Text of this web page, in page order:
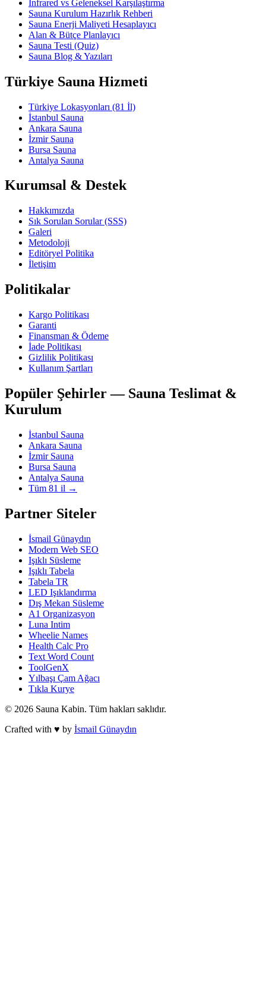
İnfrared vs Geleneksel Karşılaştırma
Sauna Kurulum Hazırlık Rehberi
Sauna Enerji Maliyeti Hesaplayıcı
Alan & Bütçe Planlayıcı
Sauna Testi (Quiz)
Sauna Blog & Yazıları
Türkiye Sauna Hizmeti
Türkiye Lokasyonları (81 İl)
İstanbul Sauna
Ankara Sauna
İzmir Sauna
Bursa Sauna
Antalya Sauna
Kurumsal & Destek
Hakkımızda
Sık Sorulan Sorular (SSS)
Galeri
Metodoloji
Editöryel Politika
İletişim
Politikalar
Kargo Politikası
Garanti
Finansman & Ödeme
İade Politikası
Gizlilik Politikası
Kullanım Şartları
Popüler Şehirler — Sauna Teslimat &
Kurulum
İstanbul Sauna
Ankara Sauna
İzmir Sauna
Bursa Sauna
Antalya Sauna
Tüm 81 il →
Partner Siteler
İsmail Günaydın
Modern Web SEO
Işıklı Süsleme
Işıklı Tabela
Tabela TR
LED Işıklandırma
Dış Mekan Süsleme
A1 Organizasyon
Luna Intim
Wheelie Names
Health Calc Pro
Text Word Count
ToolGenX
Yılbaşı Çam Ağacı
Tıkla Kurye
© 2026 Sauna Kabin. Tüm hakları saklıdır.
Crafted with ♥ by İsmail Günaydın